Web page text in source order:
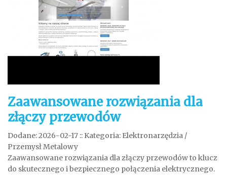
Zaawansowane rozwiązania dla
złączy przewodów
Dodane: 2026-02-17 :: Kategoria: Elektronarzędzia /
Przemysł Metalowy
Zaawansowane rozwiązania dla złączy przewodów to klucz
do skutecznego i bezpiecznego połączenia elektrycznego.